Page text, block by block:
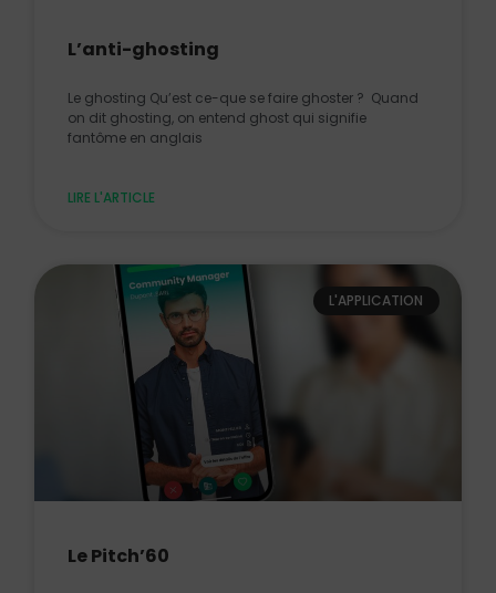
L’anti-ghosting
Le ghosting Qu’est ce-que se faire ghoster ? Quand
on dit ghosting, on entend ghost qui signifie
fantôme en anglais
LIRE L'ARTICLE
L'APPLICATION
Le Pitch’60